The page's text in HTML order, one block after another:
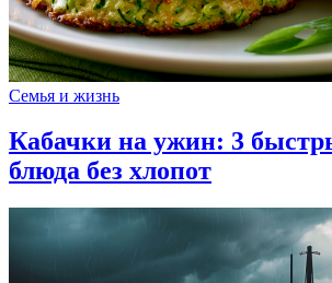
Семья и жизнь
Кабачки на ужин: 3
блюда без хлопот